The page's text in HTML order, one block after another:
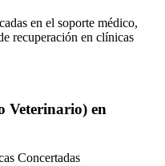
en el soporte médico,
recuperación en clínicas
Veterinario) en
Concertadas